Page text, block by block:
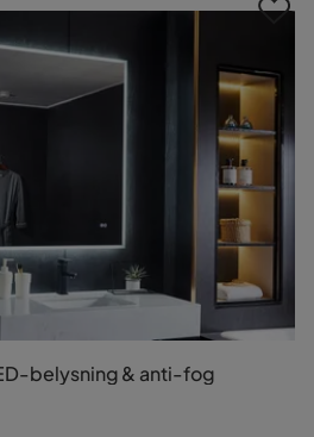
belysning & anti-fog